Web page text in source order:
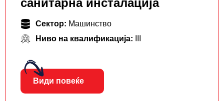
санитарна инсталација
Сектор: Машинство
Ниво на квалификација:
Види повеќе